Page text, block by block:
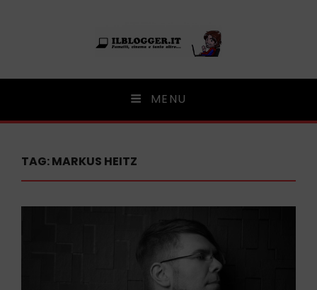
Ilblogger.it
Il portalino di blog | MENU
TAG:MARKUS HEITZ